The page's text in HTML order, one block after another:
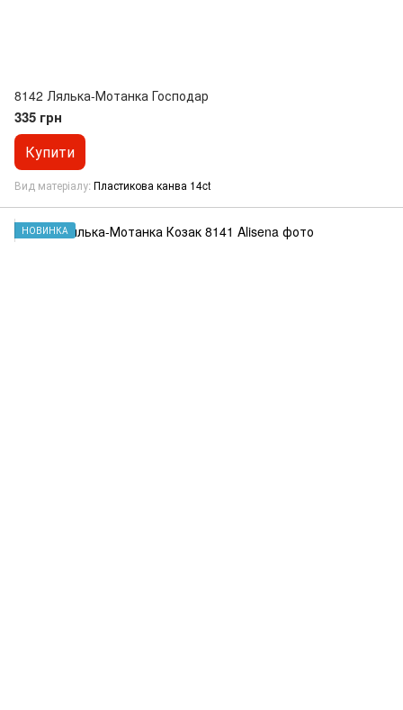
8142 Лялька-Мотанка Господар
335 грн
Купити
Вид матеріалу Пластикова канва 14ct
НОВИНКА